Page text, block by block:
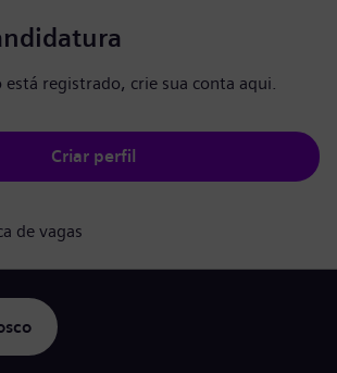
está registrado, crie sua conta aqui.
Criar perfil
de vagas